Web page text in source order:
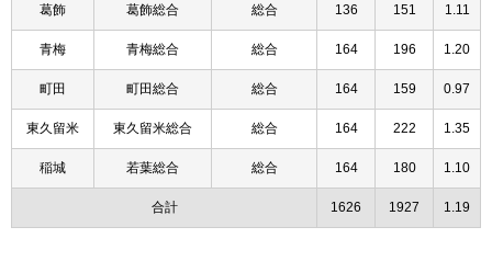
葛飾 葛飾総合 総合 136 151 1.11
青梅 青梅総合 総合 164 196 1.20
町田 町田総合 総合 164 159 0.97
東久留米 東久留米総合 総合 164 222 1.35
稲城 若葉総合 総合 164 180 1.10
合計 1626 1927 1.19